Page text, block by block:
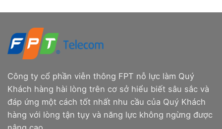
Công ty cổ phần viễn thông FPT nỗ lực làm Quý
Khách hàng hài lòng trên cơ sở hiểu biết sâu sắc và
đáp ứng một cách tốt nhất nhu cầu của Quý Khách
hàng với lòng tận tụy và năng lực không ngừng được